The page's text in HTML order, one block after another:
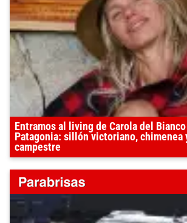
Entramos al living de Carola del
Patagonia: sillón victoriano, chimenea
campestre